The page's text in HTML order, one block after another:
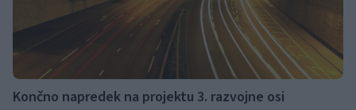
Končno napredek na projektu 3. razvojne osi